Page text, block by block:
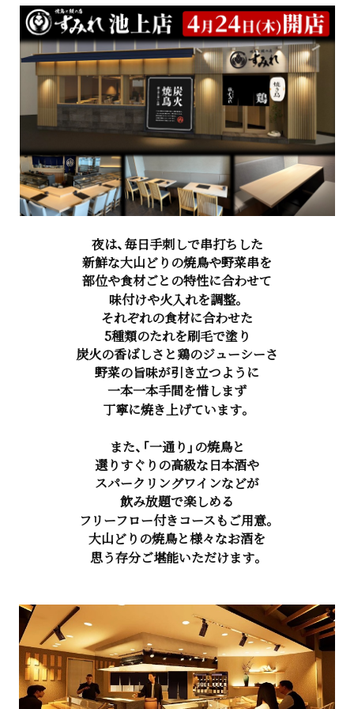
夜は、毎日手刺しで串打ちした
新鮮な大山どりの焼鳥や野菜串を
部位や食材ごとの特性に合わせて
味付けや火入れを調整。
それぞれの食材に合わせた
5種類のたれを刷毛で塗り
炭火の香ばしさと鶏のジューシーさ
野菜の旨味が引き立つように
一本一本手間を惜しまず
丁寧に焼き上げています。
また、「一通り」の焼鳥と
選りすぐりの高級な日本酒や
スパークリングワインなどが
飲み放題で楽しめる
フリーフロー付きコースもご用意。
大山どりの焼鳥と様々なお酒を
思う存分ご堪能いただけます。